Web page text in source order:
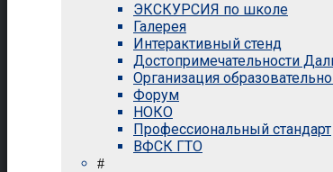
ЭКСКУРСИЯ по школе
Галерея
Интерактивный стенд
Достопримечательности
Организация
Форум
НОКО
Профессиональный стандарт
ВФСК ГТО
#